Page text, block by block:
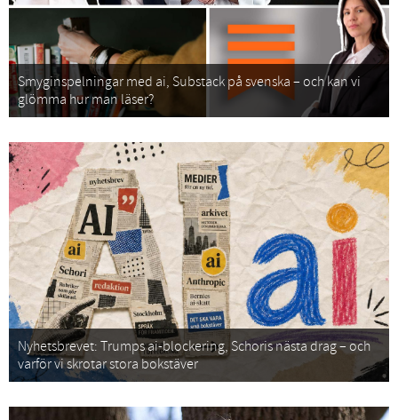
Smyginspelningar med ai, Substack på svenska – och kan vi
glömma hur man läser?
Nyhetsbrevet: Trumps ai-blockering, Schoris nästa drag – och
varför vi skrotar stora bokstäver